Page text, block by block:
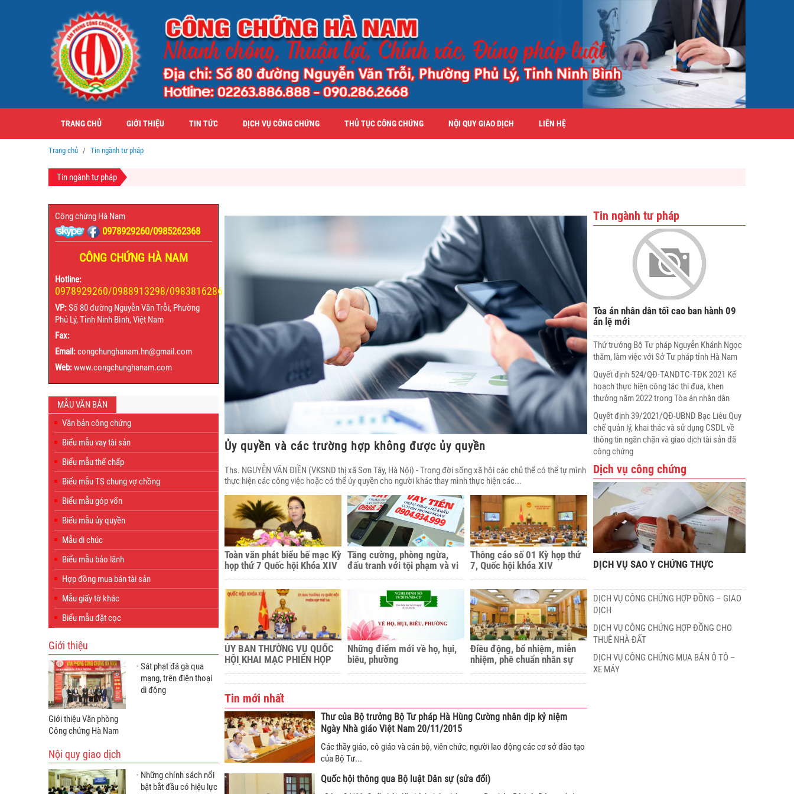
TRANG CHỦ GIỚI THIỆU TIN TỨC DỊCH VỤ CÔNG CHỨNG THỦ TỤC CÔNG CHỨNG NỘI QUY GIAO DỊCH LIÊN HỆ
Trang chủ Tin ngành tư pháp
Tin ngành tư pháp
Công chứng Hà Nam
0978929260/0985262368
CÔNG CHỨNG HÀ NAM
Hotline:
0978929260/0988913298/0983816286
VP:Số 80 đường Nguyễn Văn Trỗi, Phường
Phủ Lý, Tỉnh Ninh Bình, Việt Nam
Fax:
Email:congchunghanam.hn@gmail.com
Web:www.congchunghanam.com
MẪU VĂN BẢN
Văn bản công chứng
Biểu mẫu vay tài sản
Biểu mẫu thế chấp
Biểu mẫu TS chung vợ chồng
Biểu mẫu góp vốn
Biểu mẫu ủy quyền
Mẫu di chúc
Biểu mẫu bảo lãnh
Hợp đồng mua bán tài sản
Mẫu giấy tờ khác
Biểu mẫu đặt cọc
Giới thiệu
Giới thiệu Văn phòng
Công chứng Hà Nam
Sát phạt đá gà qua
mạng, trên điện thoại
di động
Nội quy giao dịch
Những chính sách nổi
bật bắt đầu có hiệu lực
Ủy quyền và các trường hợp không được ủy quyền
Ths. NGUYỄN VĂN ĐIỀN (VKSND thị xã Sơn Tây, Hà Nội) - Trong đời sống xã hội các chủ thể có thể tự mình
thực hiện các công việc hoặc có thể ủy quyền cho người khác thay mình thực hiện các...
Toàn văn phát biểu bế mạc Kỳ
họp thứ 7 Quốc hội Khóa XIV
Nguyễn Thị kim Ngân
Tăng cường, phòng ngừa,
đấu tranh với tội phạm và vi
Thông cáo số 01 Kỳ họp thứ
7, Quốc hội khóa XIV
ỦY BAN THƯỜNG VỤ QUỐC
HỘI KHAI MẠC PHIÊN HỌP
Những điểm mới về họ, hụi,
biêu, phường
Điều động, bổ nhiệm, miễn
nhiệm, phê chuẩn nhân sự
từ tháng 8/2018 đến tháng
Tin mới nhất
Thư của Bộ trưởng Bộ Tư pháp Hà Hùng Cường nhân dịp kỷ niệm
Ngày Nhà giáo Việt Nam 20/11/2015
Các thầy giáo, cô giáo và cán bộ, viên chức, người lao động các cơ sở đào tạo
của Bộ Tư...
Quốc hội thông qua Bộ luật Dân sự (sửa đổi)
Tin ngành tư pháp
Tòa án nhân dân tối cao ban hành 09
án lệ mới
Thứ trưởng Bộ Tư pháp Nguyễn Khánh Ngọc
thăm, làm việc với Sở Tư pháp tỉnh Hà Nam
Quyết định 524/QĐ-TANDTC-TĐK 2021 Kế
hoạch thực hiện công tác thi đua, khen
thưởng năm 2022 trong Tòa án nhân dân
Quyết định 39/2021/QĐ-UBND Bạc Liêu Quy
chế quản lý, khai thác và sử dụng CSDL về
thông tin ngăn chặn và giao dịch tài sản đã
công chứng
Dịch vụ công chứng
DỊCH VỤ SAO Y CHỨNG THỰC
DỊCH VỤ CÔNG CHỨNG HỢP ĐỒNG – GIAO
DỊCH
DỊCH VỤ CÔNG CHỨNG HỢP ĐỒNG CHO
THUÊ NHÀ ĐẤT
DỊCH VỤ CÔNG CHỨNG MUA BÁN Ô TÔ –
XE MÁY